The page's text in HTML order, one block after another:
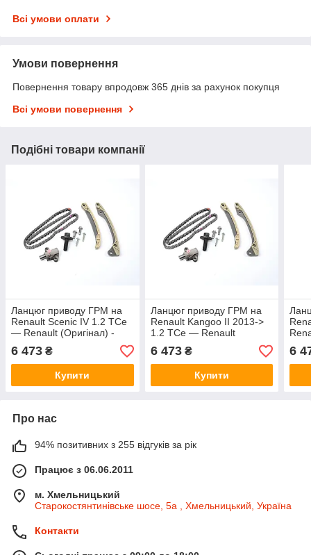
Всі умови оплати
Умови повернення
Повернення товару впродовж 365 днів за рахунок покупця
Всі умови повернення
Подібні товари компанії
Ланцюг приводу ГРМ на
Renault Scenic IV 1.2 TCe
— Renault (Оригінал) -
6 473 ₴
Купити
Ланцюг приводу ГРМ на
Renault Kangoo II 2013->
1.2 TCe — Renault
(Оригінал) - 130C12345R
6 473₴
Купити
6
Про нас
94% позитивних з 255 відгуків за рік
Працює з 06.06.2011
м. Хмельницький
Старокостянтинівське шосе, 5а , Хмельницький, Україна
Контакти